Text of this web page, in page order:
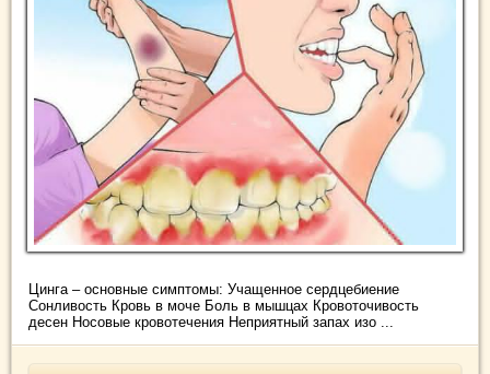
Цинга – основные симптомы: Учащенное сердцебиение
Сонливость Кровь в моче Боль в мышцах Кровоточивость
десен Носовые кровотечения Неприятный запах изо ...